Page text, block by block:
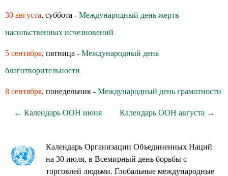
30 августа, суббота - Международный день жертв
насильственных исчезновений
5 сентября, пятница - Международный день
благотворительности
8 сентября, понедельник - Международный день грамотности
← Календарь ООН июня Календарь ООН августа →
Календарь Организации Объединенных Наций
на 30 июля, в Всемирный день борьбы с
торговлей людьми. Глобальные международные